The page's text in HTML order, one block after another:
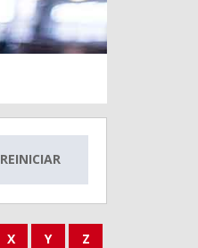
REINICIAR
X Y Z